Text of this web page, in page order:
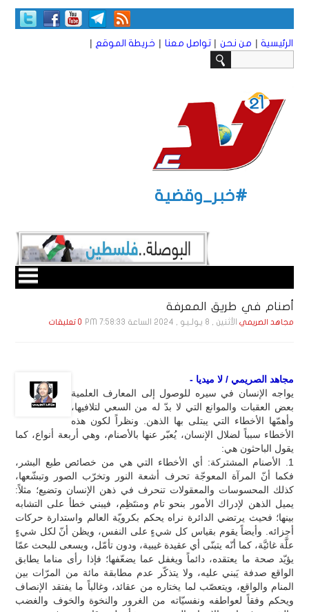
الرئيسية | من نحن | تواصل معنا | خريطة الموقع |
#خبر_وقضية
أصنام في طريق المعرفة
مجاهد الصريمي الأثنين , 8 يـولـيـو , 2024 الساعة 7:58:33 PM 0 تعليقات
مجاهد الصريمي / لا ميديا -
يواجه الإنسان في سيره للوصول إلى المعارف العلمية
بعض العقبات والموانع التي لا بدّ له من السعي لتلافيها،
وأهمّها الأخطاء التي يبتلى بها الذهن. ونظراً لكون هذه
الأخطاء سبباً لضلال الإنسان، يُعبّر عنها بالأصنام، وهي أربعة أنواع، كما
يقول الباحثون هي:
1. الأصنام المشتركة: أي الأخطاء التي هي من خصائص طبع البشر،
فكما أنّ المرآة المعوجّة تحرف أشعة النور وتخرّب الصور وتبشّعها،
كذلك المحسوسات والمعقولات تنحرف في ذهن الإنسان وتضيع؛ مثلاً:
يميل الذهن لإدراك الأمور بنحو تام ومنتَظِم، فيبني خطأ على التشابه
بينها؛ فحيث يرتضي الدائرة نراه يحكم بكرويّة العالم واستدارة حركات
أجزائه. وأيضاً يقوم بقياس كل شيءٍ على النفس، ويظن أنّ لكل شيءٍ
علَّة غائيَّة، كما أنّه يتبنّى أي عقيدة غيبية، ودون تأمّل، ويسعى للبحث عمّا
يؤيّد صحة ما يعتقده، دائماً ويغفل عما يضعّفها؛ فإذا رأى مناما يطابق
الواقع صدفة يَبني عليه، ولا يتذكّر عدم مطابقة مائة من المرّات بين
المنام والواقع، ويتعصّب لما يختاره من عقائد، وغالباً ما يفتقد الإنصاف
ويحكم وفقاً لعواطفه ونفسيّاته من الغرور والنخوة والخوف والغضب